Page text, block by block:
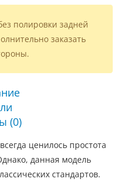
полировки задней
заказать
(0)
ценилось простота
данная модель
стандартов.